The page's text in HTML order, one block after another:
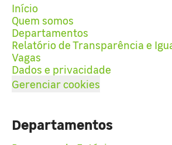
Início
Quem somos
Departamentos
Relatório de Transparência e
Vagas
Dados e privacidade
Gerenciar cookies
Departamentos